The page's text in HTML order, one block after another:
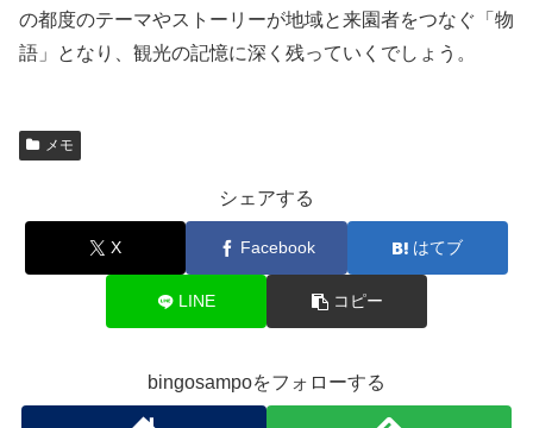
の都度のテーマやストーリーが地域と来園者をつなぐ「物
語」となり、観光の記憶に深く残っていくでしょう。
メモ
シェアする
X Facebook はてブ
LINE コピー
bingosampoをフォローする